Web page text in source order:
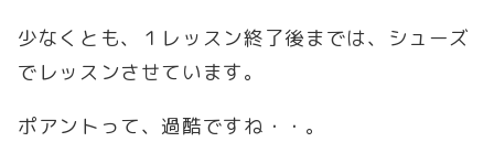
少なくとも、１レッスン終了後までは、シューズ
でレッスンさせています。
ポアントって、過酷ですね・・。